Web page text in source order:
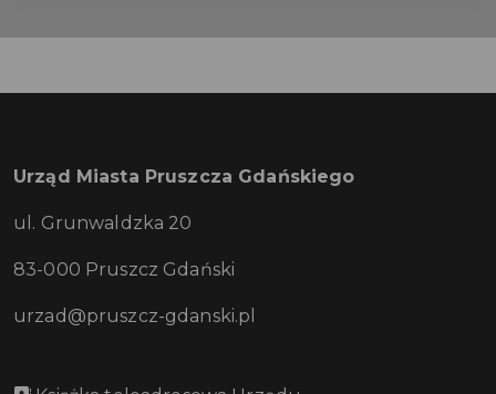
Urząd Miasta Pruszcza Gdańskiego
ul. Grunwaldzka 20
83-000 Pruszcz Gdański
urzad@pruszcz-gdanski.pl